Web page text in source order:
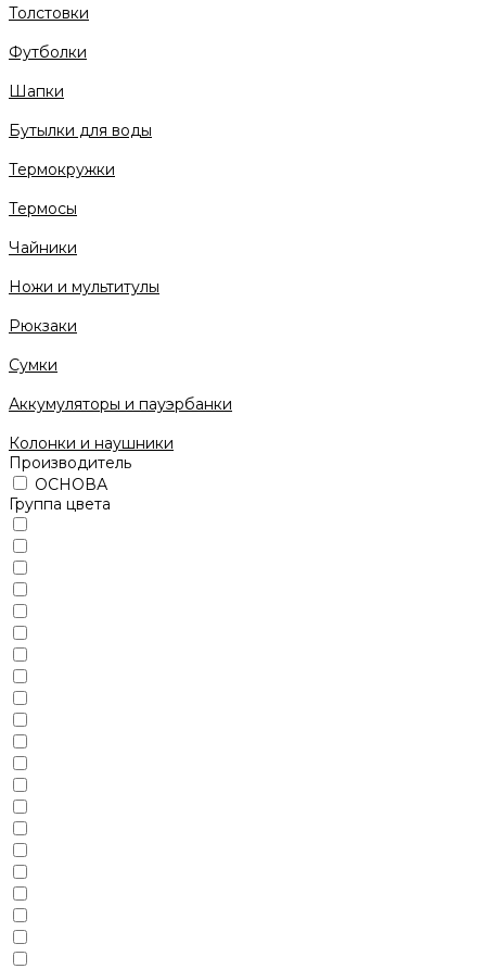
Толстовки
Футболки
Шапки
Бутылки для воды
Термокружки
Термосы
Чайники
Ножи и мультитулы
Рюкзаки
Сумки
Аккумуляторы и пауэрбанки
Колонки и наушники
Производитель
ОСНОВА
Группа цвета